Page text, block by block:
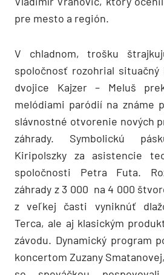
pre mesto a región.
V chladnom, trošku
spoločnosť rozohrial situačný
dvojice Kajzer – Meluš
melódiami paródií na známe
slávnostné otvorenie nových
záhrady. Symbolickú
Kiripolszky za asistencie
spoločnosti Petra Futa.
záhrady z 3 000 na 4 000
z veľkej časti vyniknúť
Terca, ale aj klasickým
závodu. Dynamický program
koncertom Zuzany